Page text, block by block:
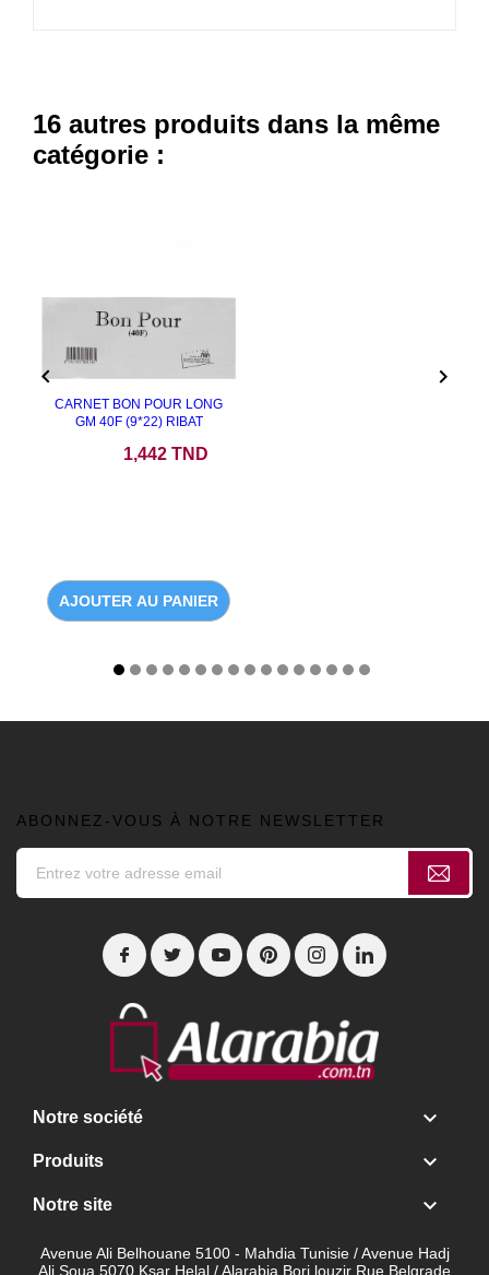
16 autres produits dans la même
catégorie :
CARNET BON POUR LONG
GM 40F (9*22) RIBAT
1,442 TND
AJOUTER AU PANIER
 
ABONNEZ-VOUS À NOTRE NEWSLETTER
Notre société 
Produits 
Notre site 
Avenue Ali Belhouane 5100 - Mahdia Tunisie / Avenue Hadj
Ali Soua 5070 Ksar Helal / Alarabia Borj louzir Rue Belgrade